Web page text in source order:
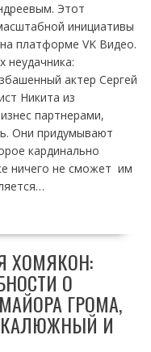
Этот
инициативы
платформе VK Видео.
актер Сергей
Никита из
партнерами,
Они придумывают
кардинально
ничего не сможет им
ХОМЯКОН:
О
ГРОМА,
КАЛЮЖНЫЙ И